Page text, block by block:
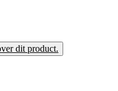
dit product.